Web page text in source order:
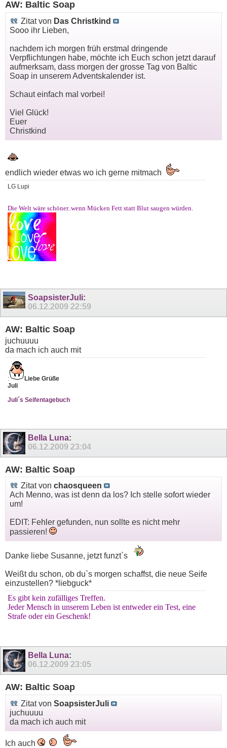
AW: Baltic Soap
Zitat von Das Christkind
Sooo ihr Lieben,
nachdem ich morgen früh erstmal dringende
Verpflichtungen habe, möchte ich Euch schon jetzt darauf
aufmerksam, dass morgen der grosse Tag von Baltic
Soap in unserem Adventskalender ist.
Schaut einfach mal vorbei!
Viel Glück!
Euer
Christkind
endlich wieder etwas wo ich gerne mitmach
LG Lupi
Die Welt wäre schöner..wenn Mücken Fett statt Blut saugen würden.
SoapsisterJuli:
06.12.2009 22:59
AW: Baltic Soap
juchuuuu
da mach ich auch mit
:
Liebe Grüße
Juli
Juli´s Seifentagebuch
Bella Luna:
06.12.2009 23:04
AW: Baltic Soap
Zitat von chaosqueen
Ach Menno, was ist denn da los? Ich stelle sofort wieder
um!
EDIT: Fehler gefunden, nun sollte es nicht mehr
passieren!
Danke liebe Susanne, jetzt funzt`s
Weißt du schon, ob du`s morgen schaffst, die neue Seife
einzustellen? *liebguck*
Es gibt kein zufälliges Treffen.
Jeder Mensch in unserem Leben ist entweder ein Test, eine
Strafe oder ein Geschenk!
Bella Luna:
06.12.2009 23:05
AW: Baltic Soap
Zitat von SoapsisterJuli
juchuuuu
da mach ich auch mit
Ich auch